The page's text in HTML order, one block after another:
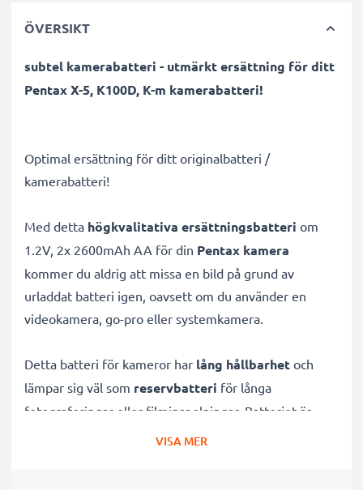
ÖVERSIKT
subtel kamerabatteri - utmärkt ersättning för ditt
Pentax X-5, K100D, K-m kamerabatteri!
Optimal ersättning för ditt originalbatteri /
kamerabatteri!
Med detta högkvalitativa ersättningsbatteri om
1.2V, 2x 2600mAh AA för din Pentax kamera
kommer du aldrig att missa en bild på grund av
urladdat batteri igen, oavsett om du använder en
videokamera, go-pro eller systemkamera.
Detta batteri för kameror har lång hållbarhet och
lämpar sig väl som reservbatteri för långa
fotograferingar eller filminspelningar. Batteriet är
och utvecklat specifikt för
VISA MER